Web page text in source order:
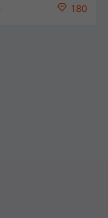
180